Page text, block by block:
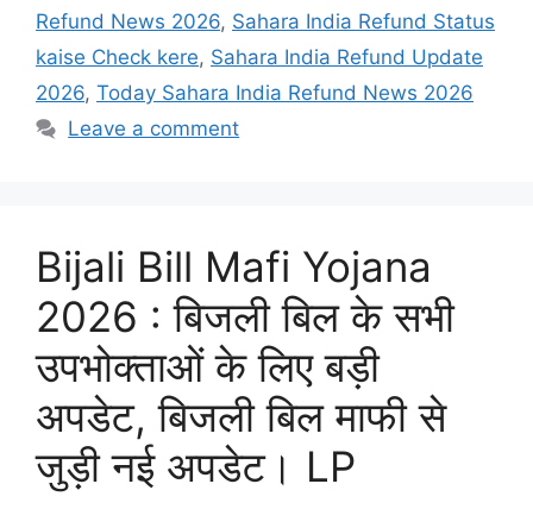
Refund News 2026, Sahara India Refund Status
kaise Check kere, Sahara India Refund Update
2026, Today Sahara India Refund News 2026
Leave a comment
Bijali Bill Mafi Yojana
2026 : बिजली बिल के सभी
उपभोक्ताओं के लिए बड़ी
अपडेट, बिजली बिल माफी से
जुड़ी नई अपडेट। LP